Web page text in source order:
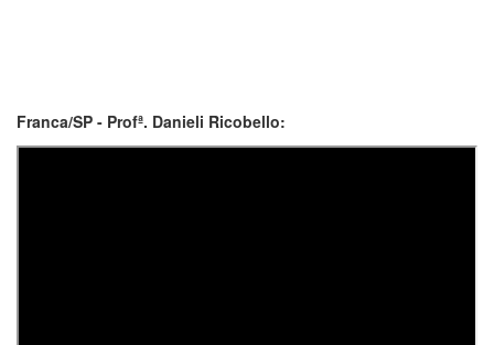
Franca/SP - Profª. Danieli Ricobello: